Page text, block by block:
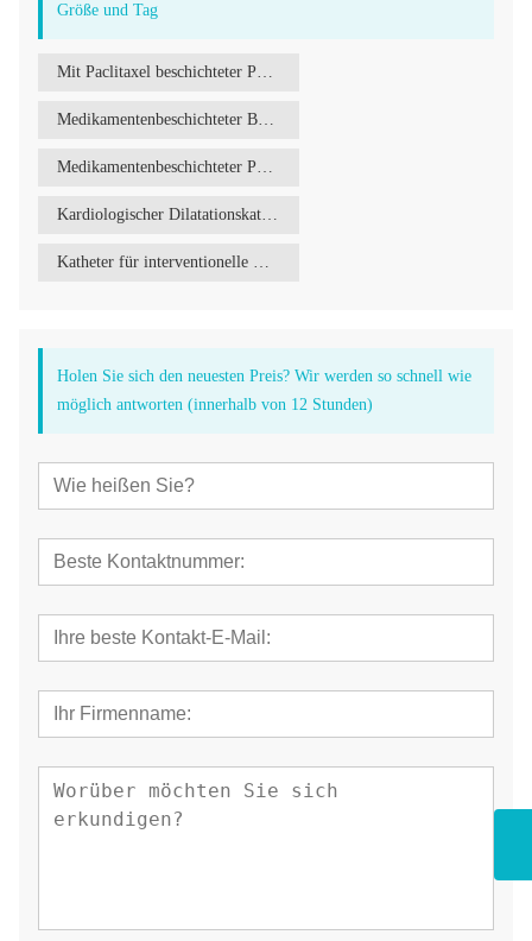
Größe und Tag
Mit Paclitaxel beschichteter PTCA-Ballonkatheter
Medikamentenbeschichteter Ballon
Medikamentenbeschichteter PTCA-Ballonkatheter
Kardiologischer Dilatationskatheter
Katheter für interventionelle Kardiologie
Holen Sie sich den neuesten Preis? Wir werden so schnell wie
möglich antworten (innerhalb von 12 Stunden)